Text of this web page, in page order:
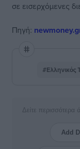
σε εισερχόμενες
Πηγή:
#Ελληνικός
Δείτε
Add